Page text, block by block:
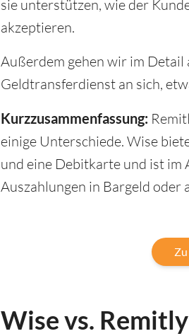
sie unterstützen, wie der
akzeptieren.
Außerdem gehen wir im
Geldtransferdienst an sich,
Kurzzusammenfassung:
einige Unterschiede. Wise
und eine Debitkarte und ist im
Auszahlungen in Bargeld
Wise vs.